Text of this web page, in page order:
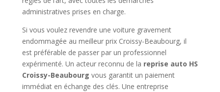
administratives prises en charge.
Si vous voulez revendre une voiture gravement
endommagée au meilleur prix Croissy-Beaubourg, il
est préférable de passer par un professionnel
expérimenté. Un acteur reconnu de la reprise auto HS
Croissy-Beaubourg vous garantit un paiement
immédiat en échange des clés. Une entreprise